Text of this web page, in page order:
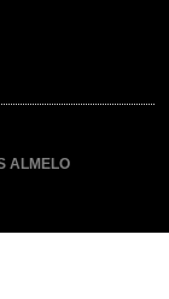
ALMELO